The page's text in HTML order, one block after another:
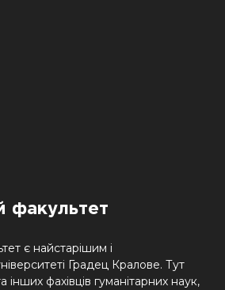
факультет
є найстарішим і
Градец Кралове. Тут
інших фахівців гуманітарних наук,